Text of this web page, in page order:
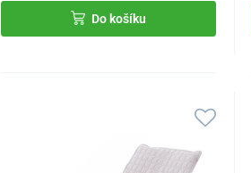
Do košíku